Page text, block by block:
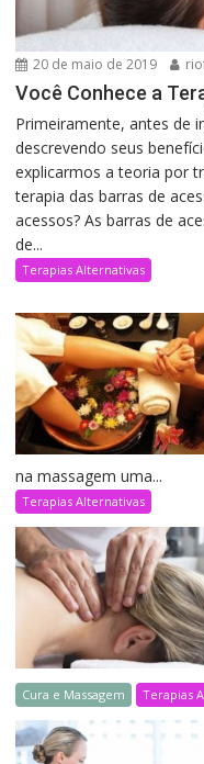
20 de maio de 2019
Você Conhece a
Primeiramente, antes de
descrevendo seus
explicarmos a teoria por
terapia das barras de
acessos? As barras de
de...
Terapias Alternativas
na massagem uma...
Terapias Alternativas
Cura e Massagem Terapias